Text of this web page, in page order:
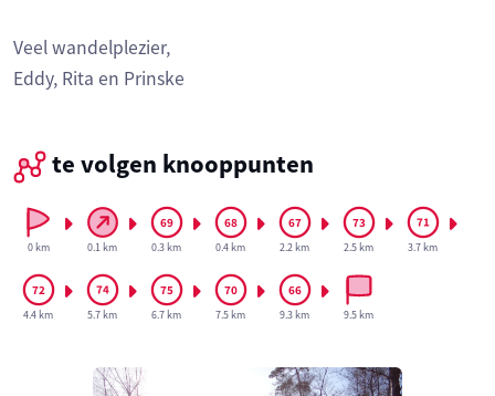
Veel wandelplezier,
Eddy, Rita en Prinske
te volgen knooppunten
0 km 0.1 km 0.3 km 0.4 km 2.2 km 2.5 km 3.7 km
4.4 km 5.7 km 6.7 km 7.5 km 9.3 km 9.5 km